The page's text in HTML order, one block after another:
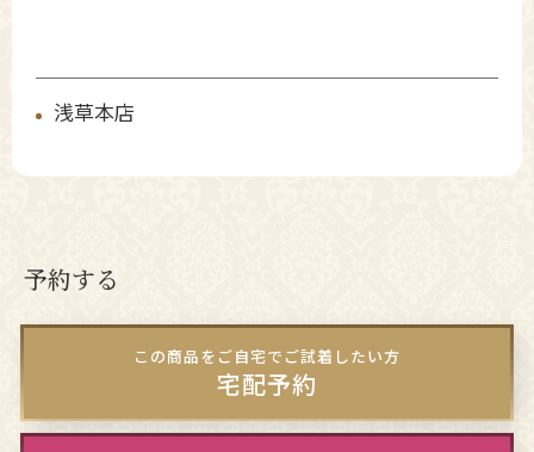
浅草本店
予約する
この商品をご自宅でご試着したい方
宅配予約